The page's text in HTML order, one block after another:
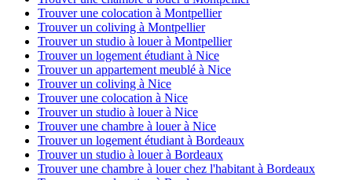
Trouver une colocation à Montpellier
Trouver un coliving à Montpellier
Trouver un studio à louer à Montpellier
Trouver un logement étudiant à Nice
Trouver un appartement meublé à Nice
Trouver un coliving à Nice
Trouver une colocation à Nice
Trouver un studio à louer à Nice
Trouver une chambre à louer à Nice
Trouver un logement étudiant à Bordeaux
Trouver un studio à louer à Bordeaux
Trouver une chambre à louer chez l'habitant à Bordeaux